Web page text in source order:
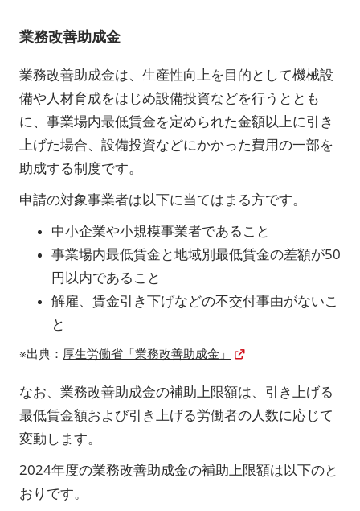
業務改善助成金
業務改善助成金は、生産性向上を目的として機械設
備や人材育成をはじめ設備投資などを行うととも
に、事業場内最低賃金を定められた金額以上に引き
上げた場合、設備投資などにかかった費用の一部を
助成する制度です。
申請の対象事業者は以下に当てはまる方です。
中小企業や小規模事業者であること
事業場内最低賃金と地域別最低賃金の差額が50
円以内であること
解雇、賃金引き下げなどの不交付事由がないこ
と
※出典： 厚生労働省「業務改善助成金」
なお、業務改善助成金の補助上限額は、引き上げる
最低賃金額および引き上げる労働者の人数に応じて
変動します。
2024年度の業務改善助成金の補助上限額は以下のと
おりです。